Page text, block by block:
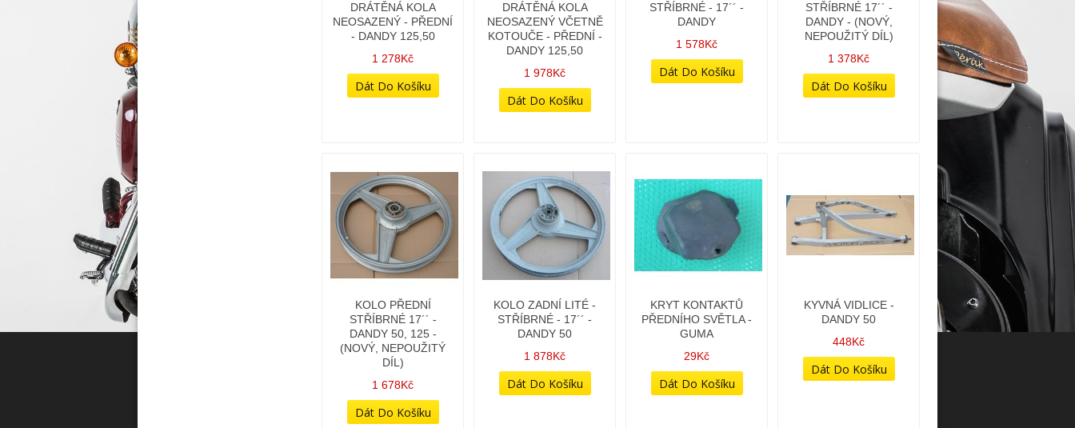
DRÁTĚNÁ KOLA
NEOSAZENÝ - PŘEDNÍ
- DANDY 125,50
1 278Kč
DRÁTĚNÁ KOLA
NEOSAZENÝ VČETNĚ
KOTOUČE - PŘEDNÍ -
DANDY 125,50
1 978Kč
STŘÍBRNÉ - 17´´ -
DANDY
1 578Kč
STŘÍBRNÉ 17´´ -
DANDY - (NOVÝ,
NEPOUŽITÝ DÍL)
1 378Kč
KOLO PŘEDNÍ
STŘÍBRNÉ 17´´ -
DANDY 50, 125 -
(NOVÝ, NEPOUŽITÝ
DÍL)
1 678Kč
KOLO ZADNÍ LITÉ -
STŘÍBRNÉ - 17´´ -
DANDY 50
1 878Kč
KRYT KONTAKTŮ
PŘEDNÍHO SVĚTLA -
GUMA
29Kč
KYVNÁ VIDLICE -
DANDY 50
448Kč